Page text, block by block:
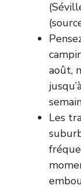
août,
Les